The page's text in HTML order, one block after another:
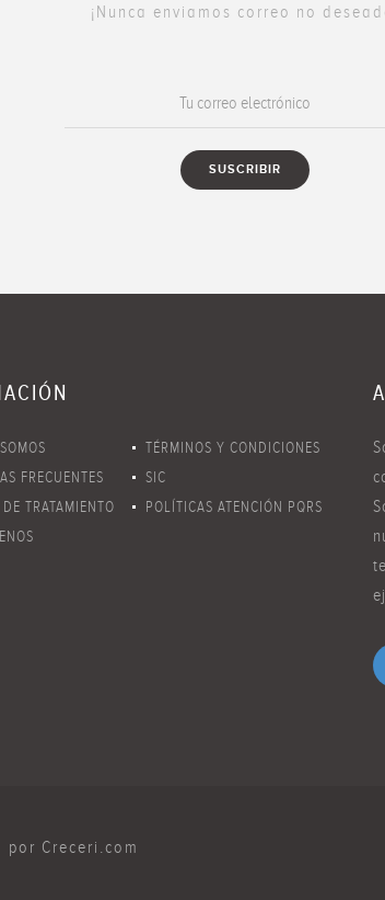
¡Nunca enviamos correo no
TÉRMINOS Y CONDICIONES
FRECUENTES
SIC
TRATAMIENTO
POLÍTICAS ATENCIÓN PQRS
por Creceri.com